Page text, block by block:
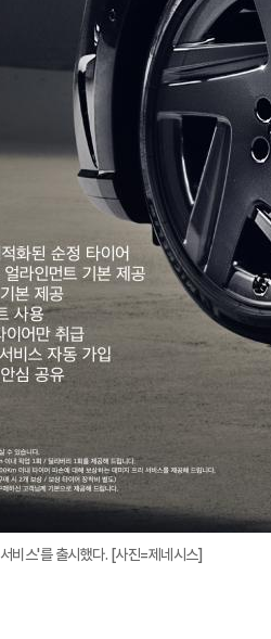
비스'를 출시했다. [사진=제네시스]